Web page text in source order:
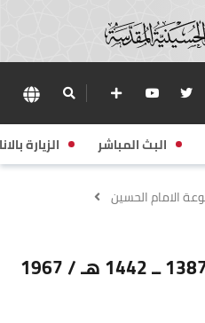
البث المباشر الزيارة
الامام الحسين
529 ــ قيس الخفاجي (1387 ــ 1442 هـ / 1967